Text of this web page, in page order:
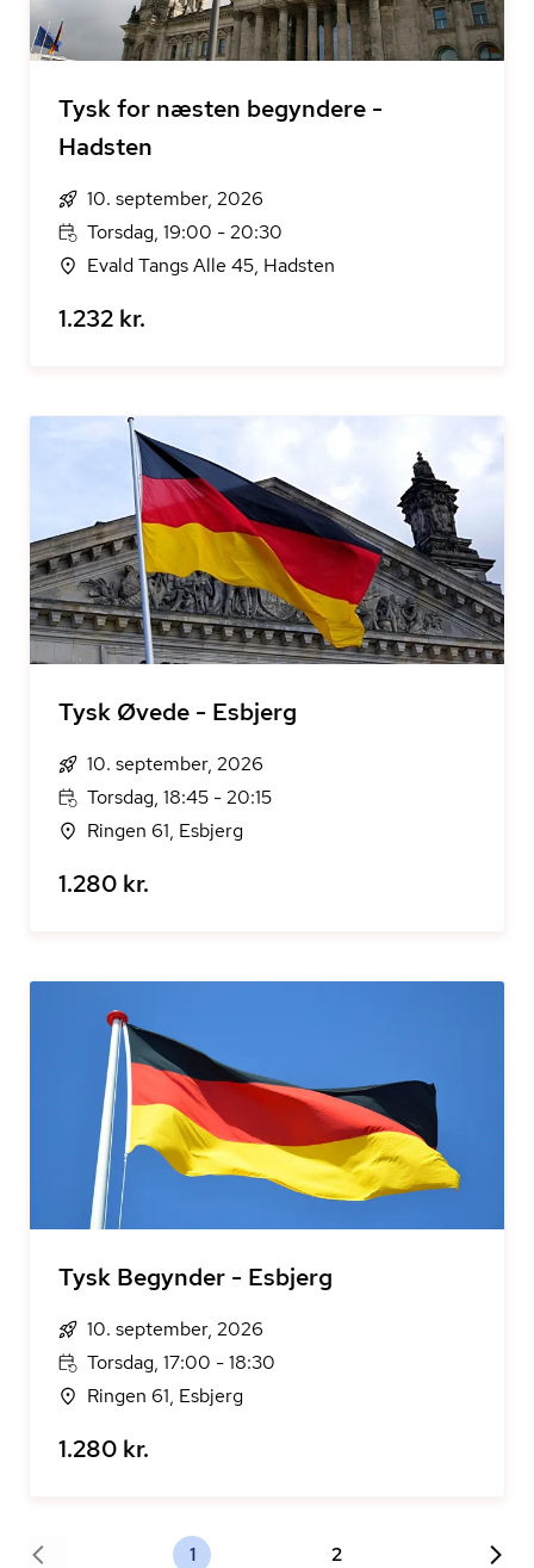
Tysk for næsten begyndere -
Hadsten
10. september, 2026
Torsdag, 19:00 - 20:30
Evald Tangs Alle 45, Hadsten
1.232 kr.
Tysk Øvede - Esbjerg
10. september, 2026
Torsdag, 18:45 - 20:15
Ringen 61, Esbjerg
1.280 kr.
Tysk Begynder - Esbjerg
10. september, 2026
Torsdag, 17:00 - 18:30
Ringen 61, Esbjerg
1.280 kr.
1 2